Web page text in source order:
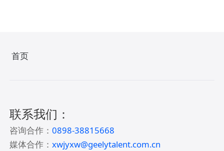
首页
联系我们：
咨询合作：0898-38815668
媒体合作：xwjyxw@geelytalent.com.cn